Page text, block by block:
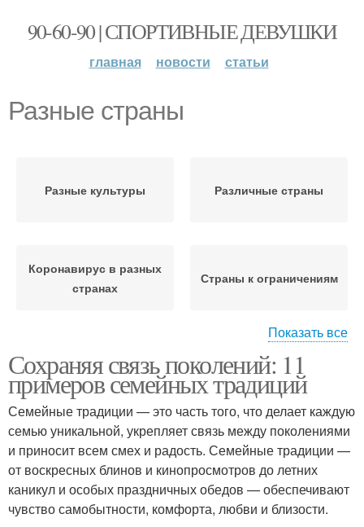
90-60-90 | СПОРТИВНЫЕ ДЕВУШКИ
главная новости статьи
Разные страны
Разные культуры Различные страны
Коронавирус в разных
странах
Страны к ограничениям
эффективной борьбы
Показать все
Сохраняя связь поколений: 11
примеров семейных традиций
Семейные традиции — это часть того, что делает каждую
семью уникальной, укрепляет связь между поколениями
и приносит всем смех и радость. Семейные традиции —
от воскресных блинов и кинопросмотров до летних
каникул и особых праздничных обедов — обеспечивают
чувство самобытности, комфорта, любви и близости.